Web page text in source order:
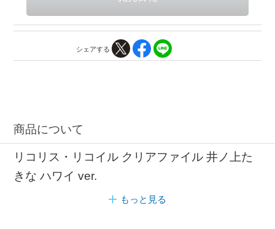
シェアする
商品について
リコリス・リコイル クリアファイル 井ノ上た
きな ハワイ ver.
もっと見る